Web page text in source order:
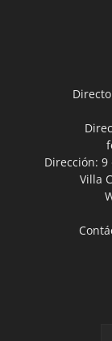
Dirección: 9
Villa